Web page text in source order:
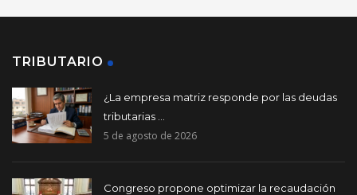
TRIBUTARIO
¿La empresa matriz responde por las deudas
tributarias ...
5 de agosto de 2026
Congreso propone optimizar la recaudación